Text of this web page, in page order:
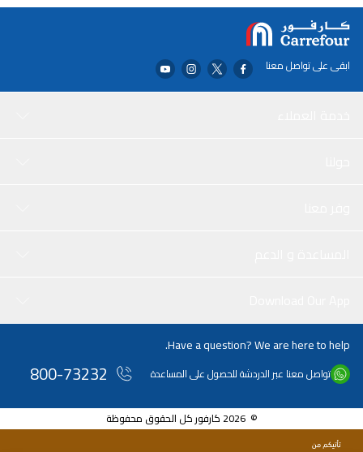
ابقى على تواصل معنا
Have a question? We are here to help.
تواصل معنا عبر الدردشة للحصول على المساعدة 800-73232
© 2026 كارفور كل الحقوق محفوظة